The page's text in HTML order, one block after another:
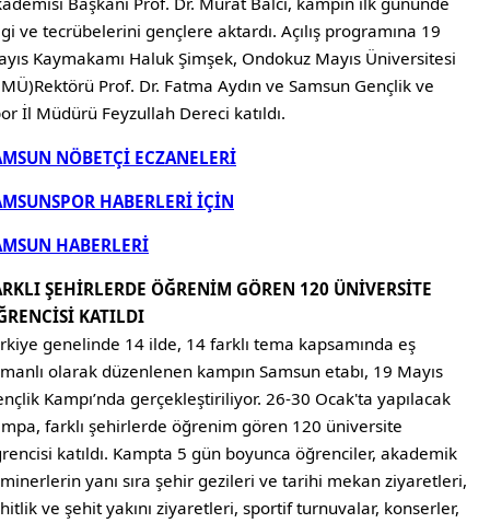
ve tecrübelerini gençlere aktardı. Açılış programına 19
Kaymakamı Haluk Şimşek, Ondokuz Mayıs Üniversitesi
Prof. Dr. Fatma Aydın ve Samsun Gençlik ve
İl Müdürü Feyzullah Dereci katıldı.
NÖBETÇİ ECZANELERİ
HABERLERİ İÇİN
HABERLERİ
ŞEHİRLERDE ÖĞRENİM GÖREN 120 ÜNİVERSİTE
KATILDI
genelinde 14 ilde, 14 farklı tema kapsamında eş
olarak düzenlenen kampın Samsun etabı, 19 Mayıs
Kampı’nda gerçekleştiriliyor. 26-30 Ocak'ta yapılacak
farklı şehirlerde öğrenim gören 120 üniversite
katıldı. Kampta 5 gün boyunca öğrenciler, akademik
yanı sıra şehir gezileri ve tarihi mekan ziyaretleri,
ve şehit yakını ziyaretleri, sportif turnuvalar, konserler,